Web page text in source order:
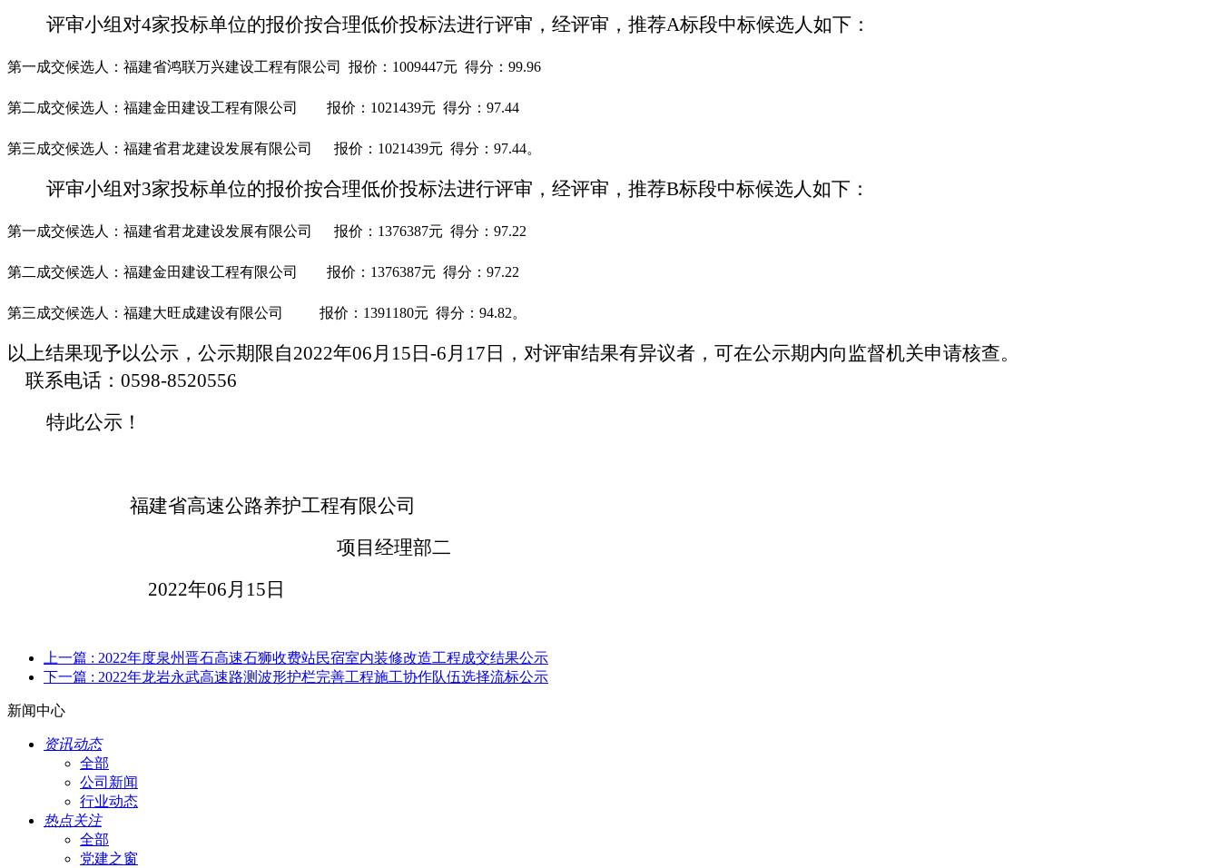
评审小组对4家投标单位的报价按合理低价投标法进行评审，经评审，推荐A标段中标候选人如下：
第一成交候选人：福建省鸿联万兴建设工程有限公司 报价： 1009447元 得分： 99.96
第二成交候选人：福建金田建设工程有限公司 报价： 1021439元 得分： 97.44
第三成交候选人：福建省君龙建设发展有限公司 报价： 1021439元 得分：97.44。
评审小组对3家投标单位的报价按合理低价投标法进行评审，经评审，推荐B标段中标候选人如下：
第一成交候选人：福建省君龙建设发展有限公司 报价： 1376387元 得分： 97.22
第二成交候选人：福建金田建设工程有限公司 报价： 1376387元 得分： 97.22
第三成交候选人：福建大旺成建设有限公司 报价： 1391180元 得分： 94.82。
以上结果现予以公示，公示期限自2022年06月 15 日 -6月17 日，对评审结果有异议者，可在公示期内向监督机关申请核查。
联系电话： 0598-8520556
特此公示！
福建省高速公路养护工程有限公司
项目经理部二
2022年06月 15 日
上一篇 : 2022年度泉州晋石高速石狮收费站民宿室内装修改造工程成交结果公示
下一篇 : 2022年龙岩永武高速路测波形护栏完善工程施工协作队伍选择流标公示
新闻中心
资讯动态
全部
公司新闻
行业动态
热点关注
全部
党建之窗